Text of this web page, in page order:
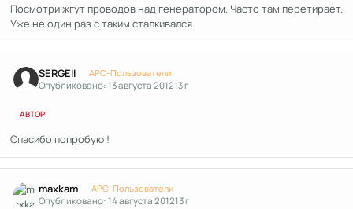
Посмотри жгут проводов над генератором. Часто там перетирает.
Уже не один раз с таким сталкивался.
SERGEII APC-Пользователи
Опубликовано:13 августа 201213 г
АВТОР
Спасибо попробую !
maxkam APC-Пользователи
Опубликовано:14 августа 201213 г